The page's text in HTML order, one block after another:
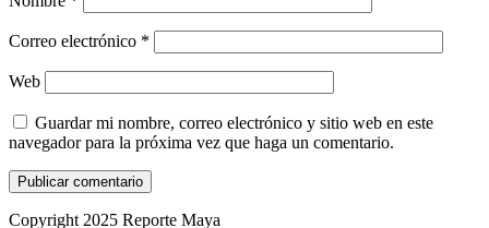
Correo electrónico *
Web
Guardar mi nombre, correo electrónico y sitio web en este
navegador para la próxima vez que haga un comentario.
Copyright 2025 Reporte Maya